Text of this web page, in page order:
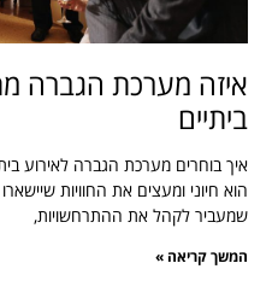
איזה מערכת הגברה
ביתיים
הוא חיוני ומעצים את החוויות
שמעביר לקהל את ההתרחשויות,
המשך קריאה »